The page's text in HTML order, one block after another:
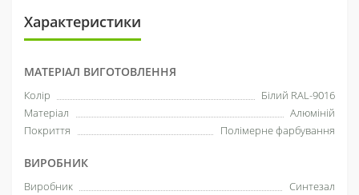
Характеристики
МАТЕРІАЛ ВИГОТОВЛЕННЯ
Колір
Білий RAL-9016
Матеріал
Алюміній
Покриття
Полімерне фарбування
ВИРОБНИК
Виробник
Синтезал